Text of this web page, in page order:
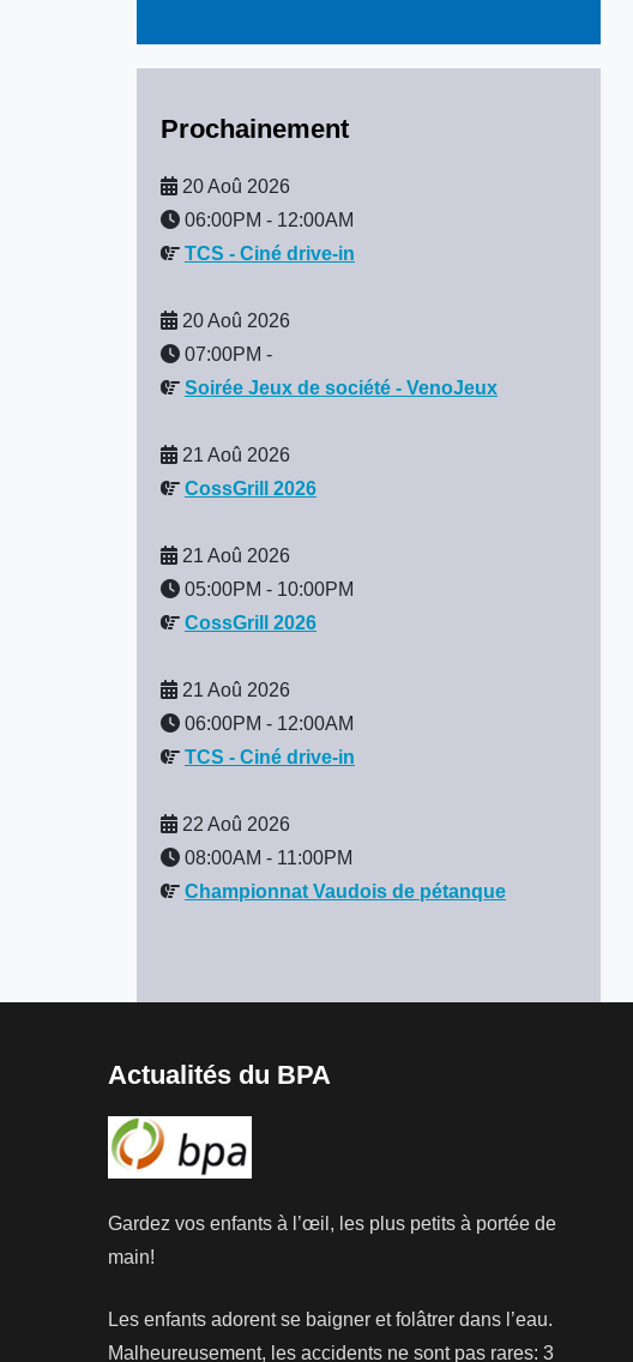
Prochainement
20 Aoû 2026
06:00PM - 12:00AM
TCS - Ciné drive-in
20 Aoû 2026
07:00PM -
Soirée Jeux de société - VenoJeux
21 Aoû 2026
CossGrill 2026
21 Aoû 2026
05:00PM - 10:00PM
CossGrill 2026
21 Aoû 2026
06:00PM - 12:00AM
TCS - Ciné drive-in
22 Aoû 2026
08:00AM - 11:00PM
Championnat Vaudois de pétanque
Actualités du BPA
Gardez vos enfants à l’œil, les plus petits à portée de
main!
Les enfants adorent se baigner et folâtrer dans l’eau.
Malheureusement, les accidents ne sont pas rares: 3